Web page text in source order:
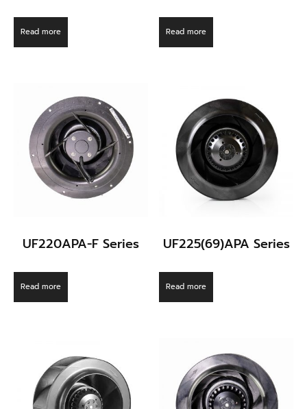
Read more Read more
UF220APA-F Series
Read more
UF225(69)APA Series
Read more